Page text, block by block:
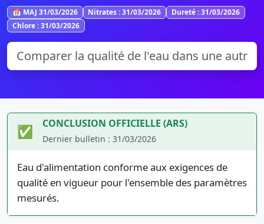
📅 MAJ 31/03/2026 Nitrates : 31/03/2026
Dureté : 31/03/2026
Chlore : 31/03/2026
✅ CONCLUSION OFFICIELLE (ARS)
Dernier bulletin : 31/03/2026
Eau d'alimentation conforme aux exigences de
qualité en vigueur pour l'ensemble des paramètres
mesurés.